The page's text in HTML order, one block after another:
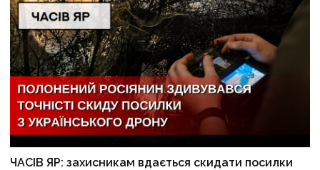
ЧАСІВ ЯР: захисникам вдається скидати посилки